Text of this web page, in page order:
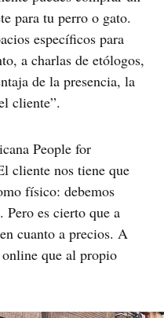
para tu perro o gato.
específicos para
a charlas de etólogos,
de la presencia, la
cliente”.
People for
cliente nos tiene que
físico: debemos
Pero es cierto que a
cuanto a precios. A
online que al propio